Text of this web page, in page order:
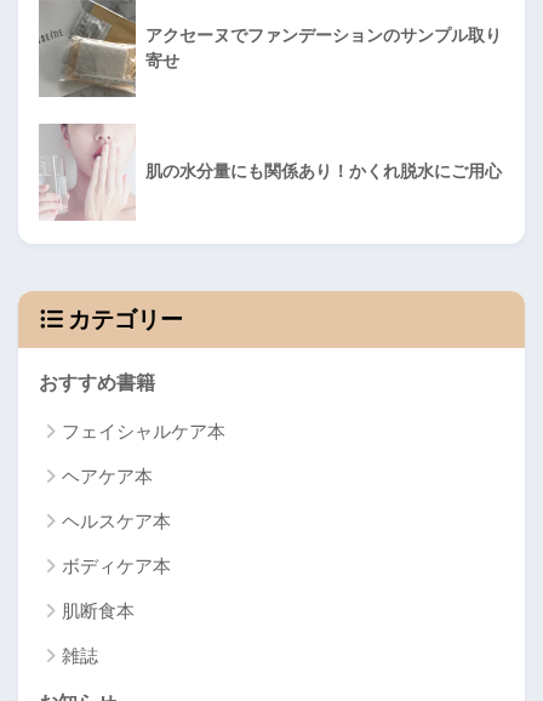
アクセーヌでファンデーションのサンプル取り
寄せ
肌の水分量にも関係あり！かくれ脱水にご用心
カテゴリー
おすすめ書籍
フェイシャルケア本
ヘアケア本
ヘルスケア本
ボディケア本
肌断食本
雑誌